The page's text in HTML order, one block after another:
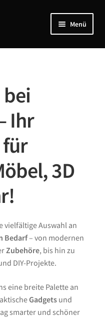
Menü
Ihr
3D
vielfältige Auswahl an
Bedarf– von modernen
Zubehöre, bis hin zu
DIY-Projekte.
eine breite Palette an
Gadgetsund
smarter und schöner